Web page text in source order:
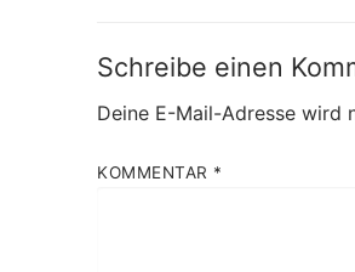
Schreibe einen
Deine E-Mail-Adresse wird
KOMMENTAR *